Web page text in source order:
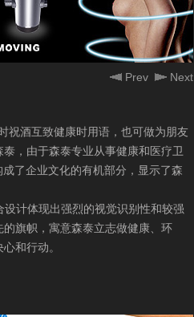
Prev Next
祝酒互致健康时用语，也可做为朋友
，由于森泰专业从事健康和医疗卫
了企业文化的有机部分，显示了森
计体现出强烈的视觉识别性和较强
旗帜，寓意森泰立志做健康、环
和行动。